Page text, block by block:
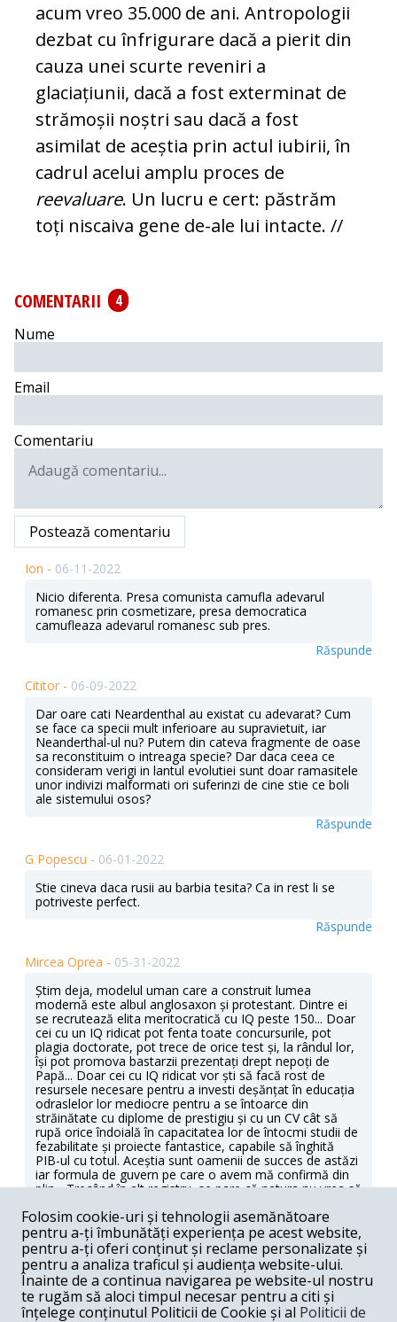
acum vreo 35.000 de ani. Antropologii
dezbat cu înfrigurare dacă a pierit din
cauza unei scurte reveniri a
glaciațiunii, dacă a fost exterminat de
strămoșii noștri sau dacă a fost
asimilat de aceștia prin actul iubirii, în
cadrul acelui amplu proces de
reevaluare. Un lucru e cert: păstrăm
toți niscaiva gene de-ale lui intacte. //
COMENTARII
4
Nume
Email
Comentariu
Postează comentariu
Ion - 06-11-2022
Nicio diferenta. Presa comunista camufla adevarul
romanesc prin cosmetizare, presa democratica
camufleaza adevarul romanesc sub pres.
Răspunde
Cititor - 06-09-2022
Dar oare cati Neardenthal au existat cu adevarat? Cum
se face ca specii mult inferioare au supravietuit, iar
Neanderthal-ul nu? Putem din cateva fragmente de oase
sa reconstituim o intreaga specie? Dar daca ceea ce
consideram verigi in lantul evolutiei sunt doar ramasitele
unor indivizi malformati ori suferinzi de cine stie ce boli
ale sistemului osos?
Răspunde
G Popescu - 06-01-2022
Stie cineva daca rusii au barbia tesita? Ca in rest li se
potriveste perfect.
Răspunde
Mircea Oprea - 05-31-2022
Știm deja, modelul uman care a construit lumea
modernă este albul anglosaxon și protestant. Dintre ei
se recrutează elita meritocratică cu IQ peste 150... Doar
cei cu un IQ ridicat pot fenta toate concursurile, pot
plagia doctorate, pot trece de orice test și, la rândul lor,
își pot promova bastarzii prezentați drept nepoți de
Papă... Doar cei cu IQ ridicat vor ști să facă rost de
resursele necesare pentru a investi deșănțat în educația
odraslelor lor mediocre pentru a se întoarce din
străinătate cu diplome de prestigiu și cu un CV cât să
rupă orice îndoială în capacitatea lor de întocmi studii de
fezabilitate și proiecte fantastice, capabile să înghită
PIB-ul cu totul. Aceștia sunt oamenii de succes de astăzi
iar formula de guvern pe care o avem mă confirmă din
plin... Trecând în alt registru, se pare că natura nu vrea să
contemporanul nostru, de nu cumva l-am asimilat în
filogeneza speciei. Bineînțeles că îl întâlnim pe stradă, iar
gândirea sa, câtă are, se manifestă în acțiuni colective,
ca esență a democrației. Da, e o mare victorie că Omul
de Neanderthal are, vorba vine, drept de vot. În fapt
votantul de liste nu face decât să legitimeze adevărata
alegere făcută de șefii de partid (eu, Omul de
Neanderthal, n-ar trebui să știu decât că aceștia sunt cei
Folosim cookie-uri și tehnologii asemănătoare
pentru a-ți îmbunătăți experiența pe acest website,
pentru a-ți oferi conținut și reclame personalizate și
pentru a analiza traficul și audiența website-ului.
Înainte de a continua navigarea pe website-ul nostru
te rugăm să aloci timpul necesar pentru a citi și
înțelege conținutul Politicii de Cookie și al Politicii de